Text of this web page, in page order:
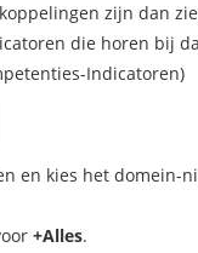
zijn dan
die horen bij
Indicatoren)
en kies het domein-
+Alles.